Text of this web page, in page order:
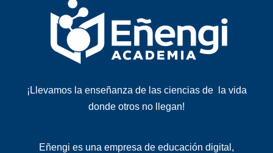
¡Llevamos la enseñanza de las ciencias de la vida
donde otros no llegan!
Eñengi es una empresa de educación digital ,